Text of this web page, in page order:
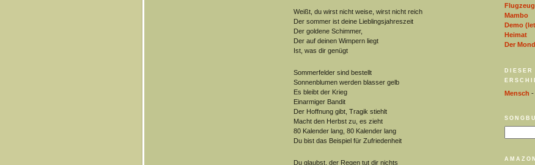
Weißt, du wirst nicht weise, wirst nicht reich
Der sommer ist deine Lieblingsjahreszeit
Der goldene Schimmer,
Der auf deinen Wimpern liegt
Ist, was dir genügt
Sommerfelder sind bestellt
Sonnenblumen werden blasser gelb
Es bleibt der Krieg
Einarmiger Bandit
Der Hoffnung gibt, Tragik stiehlt
Macht den Herbst zu, es zieht
80 Kalender lang, 80 Kalender lang
Du bist das Beispiel für Zufriedenheit
Du glaubst, der Regen tut dir nichts
Mambo
Demo
Heimat
Der
Mensch -